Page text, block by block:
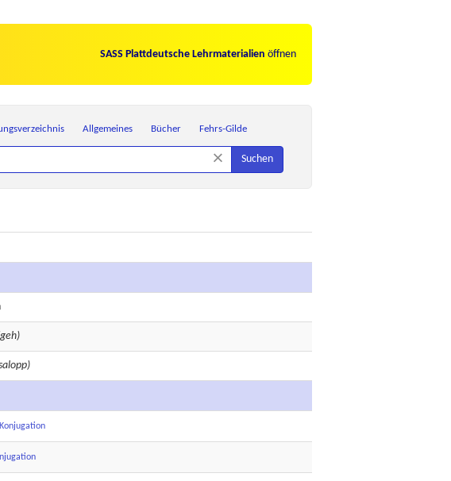
SASS Plattdeutsche Lehrmaterialien öffnen
Allgemeines Bücher Fehrs-Gilde
× Suchen
Konjugation